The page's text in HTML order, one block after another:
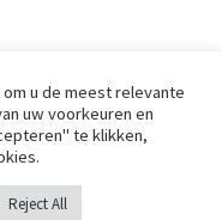
u de meest relevante
uw voorkeuren en
te klikken,
Reject All